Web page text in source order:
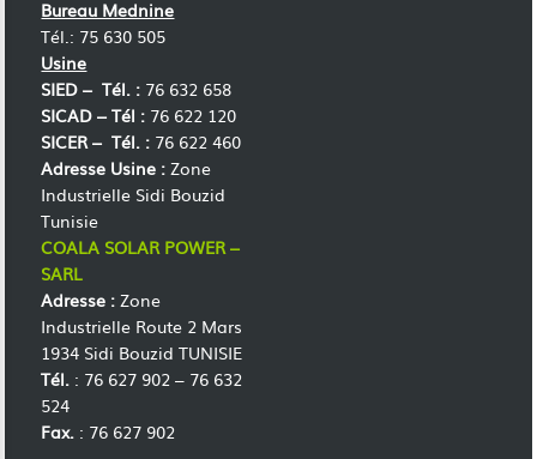
Bureau Mednine
Tél.: 75 630 505
Usine
SIED – Tél. : 76 632 658
SICAD –Tél : 76 622 120
SICER – Tél. : 76 622 460
Adresse Usine : Zone
Industrielle Sidi Bouzid
Tunisie
COALA SOLAR POWER –
SARL
Adresse :Zone
Industrielle Route 2 Mars
1934 Sidi Bouzid TUNISIE
Tél. : 76 627 902 – 76 632
524
Fax. : 76 627 902